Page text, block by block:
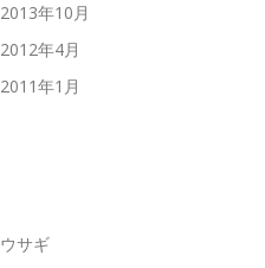
2013年10月
2012年4月
2011年1月
ウサギ